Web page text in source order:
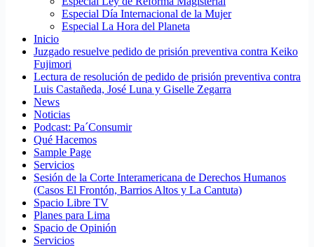
Especial Día Internacional de la Mujer
Especial La Hora del Planeta
Inicio
Juzgado resuelve pedido de prisión preventiva contra Keiko
Fujimori
Lectura de resolución de pedido de prisión preventiva contra
Luis Castañeda, José Luna y Giselle Zegarra
News
Noticias
Podcast: Pa´Consumir
Qué Hacemos
Sample Page
Servicios
Sesión de la Corte Interamericana de Derechos Humanos
(Casos El Frontón, Barrios Altos y La Cantuta)
Spacio Libre TV
Planes para Lima
Spacio de Opinión
Servicios